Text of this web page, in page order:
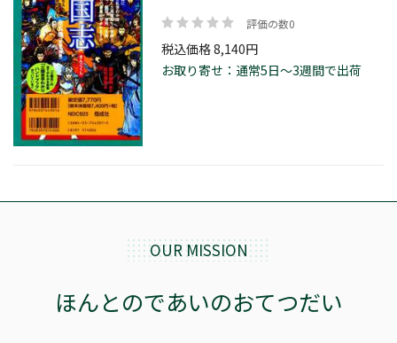
評価の数0
税込価格 8,140円
お取り寄せ：通常5日～3週間で出荷
OUR MISSION
ほんとのであいのおてつだい